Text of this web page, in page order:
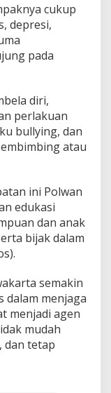
cukup
depresi,
pada
diri,
perlakuan
bullying, dan
atau
ini Polwan
edukasi
dan anak
bijak dalam
semakin
dalam menjaga
menjadi agen
mudah
dan tetap